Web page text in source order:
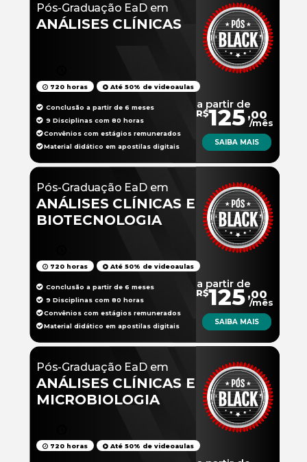
Pós-Graduação EaD em
ANÁLISES CLÍNICAS
720 horas Até 50% de videoaulas
Conclusão a partir de 6 meses
9 Disciplinas com 80 horas
Convênios com estágios remunerados
Material didático em apostilas digitais
a partir de
R$125,00
/mês
SAIBA MAIS
Pós-Graduação EaD em
ANÁLISES CLÍNICAS E
BIOTECNOLOGIA
720 horas Até 50% de videoaulas
Conclusão a partir de 6 meses
9 Disciplinas com 80 horas
Convênios com estágios remunerados
Material didático em apostilas digitais
a partir de
R$125,00
/mês
SAIBA MAIS
Pós-Graduação EaD em
ANÁLISES CLÍNICAS E
MICROBIOLOGIA
720 horas Até 50% de videoaulas